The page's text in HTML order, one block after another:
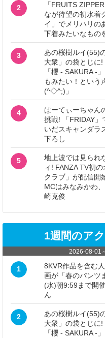
2
「FRUITS
なが待望の初水着
イ」でメリハリの
下着みたいなもの
3
あの桜樹ルイ(55)
大衆」の袋とじに
「櫻 - SAKURA -
もみたい！という
(^◇^;)」
4
ぱーてぃーちゃん
挑戦! 「FRIDAY」
いだスキャンダラ
下ろし
5
地上波では見られ
ィ! FANZA TV初
クラブ」が配信開
MCはみなみかわ
崎克俊
1週間のア
2026-08-01
1
8KVR作品を含む
画が「春のパンツ
(水)朝9:59まで開
ん
2
あの桜樹ルイ(55)
大衆」の袋とじに
「櫻 - SAKURA -